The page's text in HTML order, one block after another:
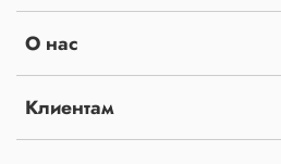
О нас
Клиентам